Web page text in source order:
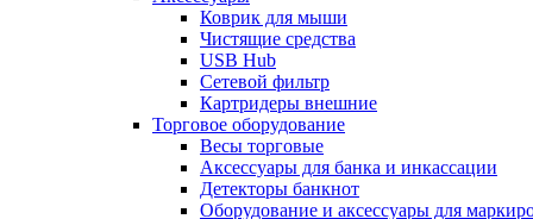
Коврик для мыши
Чистящие средства
USB Hub
Сетевой фильтр
Картридеры внешние
Торговое оборудование
Весы торговые
Аксессуары для банка и инкассации
Детекторы банкнот
Оборудование и аксессуары для